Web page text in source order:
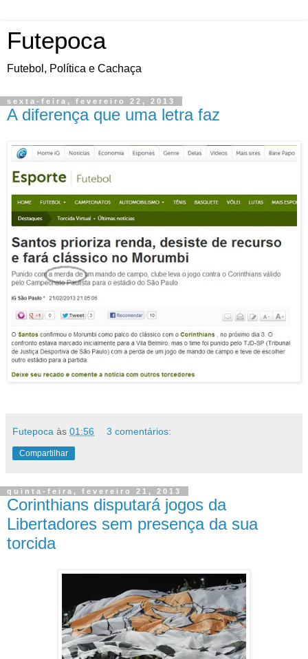
Futepoca
Futebol, Política e Cachaça
sexta-feira, fevereiro 22, 2013
A diferença que uma letra faz
Futepoca às 01:56 3 comentários:
Compartilhar
quinta-feira, fevereiro 21, 2013
Corinthians disputará jogos da
Libertadores sem presença da sua
torcida